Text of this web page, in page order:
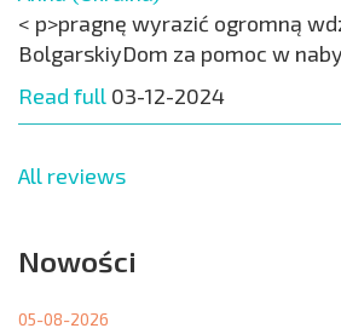
< p>pragnę wyrazić ogromną
BolgarskiyDom za pomoc w
Read full 03-12-2024
All reviews
Nowości
05-08-2026